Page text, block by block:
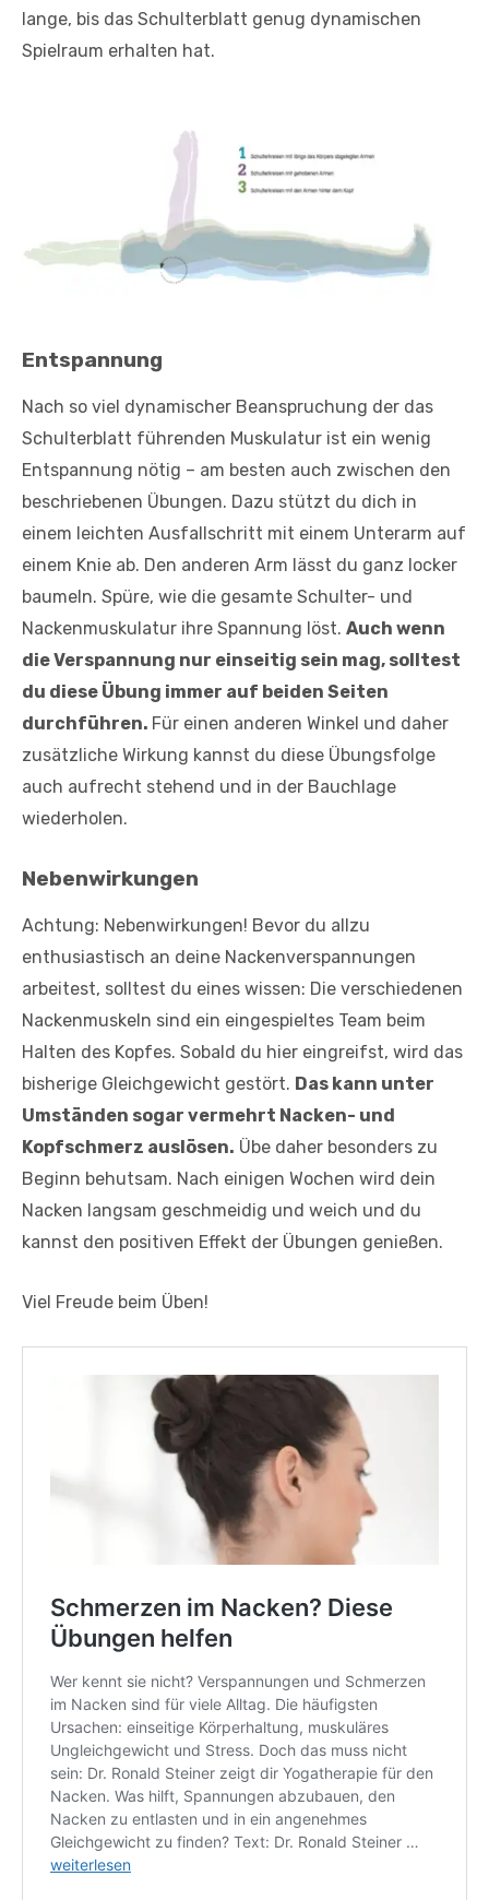
lange, bis das Schulterblatt genug dynamischen
Spielraum erhalten hat.
Entspannung
Nach so viel dynamischer Beanspruchung der das
Schulterblatt führenden Muskulatur ist ein wenig
Entspannung nötig – am besten auch zwischen den
beschriebenen Übungen. Dazu stützt du dich in
einem leichten Ausfallschritt mit einem Unterarm auf
einem Knie ab. Den anderen Arm lässt du ganz locker
baumeln. Spüre, wie die gesamte Schulter- und
Nackenmuskulatur ihre Spannung löst. Auch wenn
die Verspannung nur einseitig sein mag, solltest
du diese Übung immer auf beiden Seiten
durchführen. Für einen anderen Winkel und daher
zusätzliche Wirkung kannst du diese Übungsfolge
auch aufrecht stehend und in der Bauchlage
wiederholen.
Nebenwirkungen
Achtung: Nebenwirkungen! Bevor du allzu
enthusiastisch an deine Nackenverspannungen
arbeitest, solltest du eines wissen: Die verschiedenen
Nackenmuskeln sind ein eingespieltes Team beim
Halten des Kopfes. Sobald du hier eingreifst, wird das
bisherige Gleichgewicht gestört. Das kann unter
Umständen sogar vermehrt Nacken- und
Kopfschmerz auslösen. Übe daher besonders zu
Beginn behutsam. Nach einigen Wochen wird dein
Nacken langsam geschmeidig und weich und du
kannst den positiven Effekt der Übungen genießen.
Viel Freude beim Üben!